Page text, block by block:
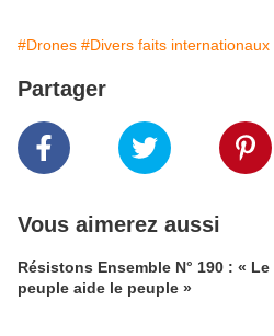
#Drones #Divers faits internationaux
Partager
Vous aimerez aussi
Résistons Ensemble N° 190 : « Le
peuple aide le peuple »